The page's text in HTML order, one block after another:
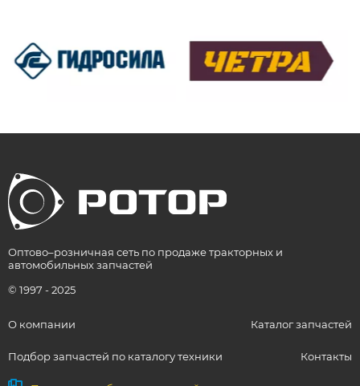
Оптово–розничная сеть по продаже тракторных и
автомобильных запчастей
© 1997 - 2025
О компании Каталог запчастей
Подбор запчастей по каталогу техники Контакты